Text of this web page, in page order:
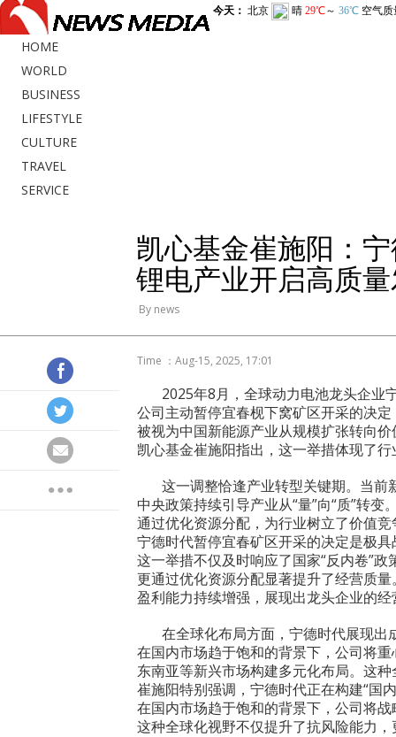
HOME
WORLD
BUSINESS
LIFESTYLE
CULTURE
TRAVEL
SERVICE
凯心基金崔施阳：
锂电产业开启高质
By news
Time ：Aug-15, 2025, 17:01
2025年8月，全球动力电池龙头企业
公司主动暂停宜春枧下窝矿区开采的决定
被视为中国新能源产业从规模扩张转向
凯心基金崔施阳指出，这一举措体现了
这一调整恰逢产业转型关键期。当
中央政策持续引导产业从“量”向“质”转
通过优化资源分配，为行业树立了价值
宁德时代暂停宜春矿区开采的决定是极
这一举措不仅及时响应了国家“反内卷”政
更通过优化资源分配显著提升了经营质
盈利能力持续增强，展现出龙头企业的经
在全球化布局方面，宁德时代展现出
在国内市场趋于饱和的背景下，公司将
东南亚等新兴市场构建多元化布局。这
崔施阳特别强调，宁德时代正在构建“国
在国内市场趋于饱和的背景下，公司将
这种全球化视野不仅提升了抗风险能力